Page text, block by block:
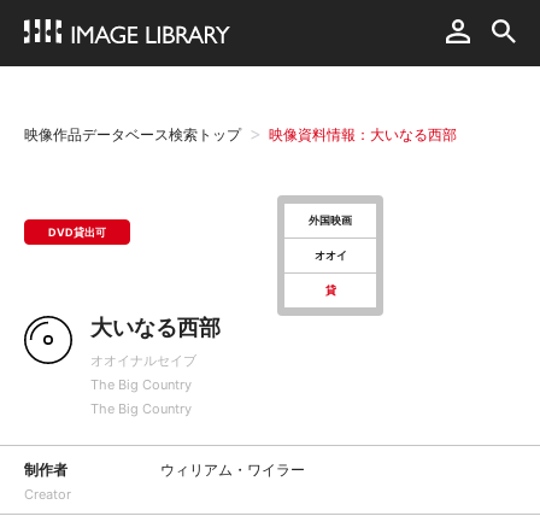
映像作品データベース検索トップ 映像資料情報：大いなる西部
DVD貸出可
外国映画
オオイ
貸
大いなる西部
オオイナルセイブ
The Big Country
The Big Country
制作者
Creator
ウィリアム・ワイラー